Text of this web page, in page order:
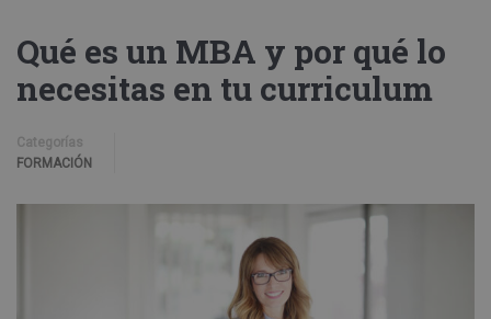
Qué es un MBA y por qué lo
necesitas en tu curriculum
Categorías
FORMACIÓN